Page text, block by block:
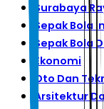
Surabaya
Sepak Bola
Sepak Bola
Ekonomi
Oto Dan
Arsitektur